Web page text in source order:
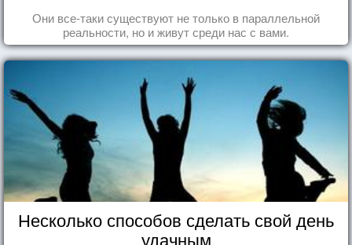
Они все-таки существуют не только в параллельной
реальности, но и живут среди нас с вами.
Несколько способов сделать свой день
удачным